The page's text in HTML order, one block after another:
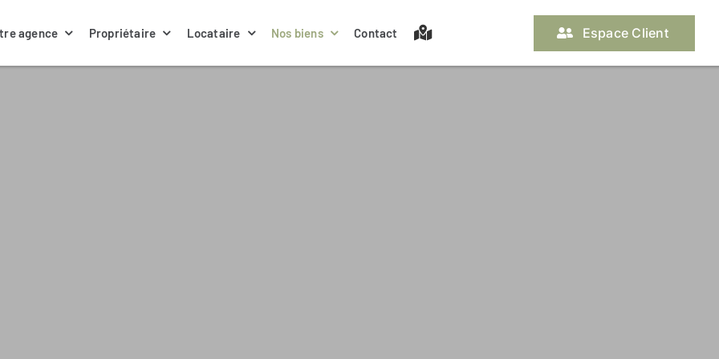
agence Propriétaire Locataire Nos biens Contact Espace Client